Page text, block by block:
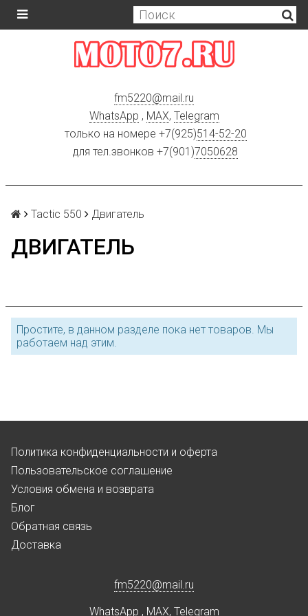
fm5220@mail.ru
WhatsApp , MAX, Telegram
только на номере +7(925)514-52-20
для тел.звонков +7(901)7050628
Tactic 550 Двигатель
ДВИГАТЕЛЬ
Простите, в данном разделе пока нет товаров. Мы
работаем над этим.
Политика конфиденциальности и оферта
Пользовательское соглашение
Условия обмена и возврата
Блог
Обратная связь
Доставка
fm5220@mail.ru
WhatsApp , MAX, Telegram